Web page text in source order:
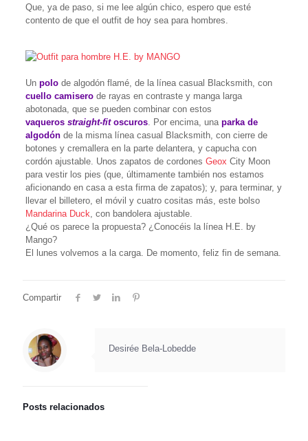
Que, ya de paso, si me lee algún chico, espero que esté
contento de que el outfit de hoy sea para hombres.
Un polode algodón flamé, de la línea casual Blacksmith, con
cuello camiserode rayas en contraste y manga larga
abotonada, que se pueden combinar con estos
vaqueros straight-fitoscuros. Por encima, una parka de
algodónde la misma línea casual Blacksmith, con cierre de
botones y cremallera en la parte delantera, y capucha con
cordón ajustable. Unos zapatos de cordones Geox City Moon
para vestir los pies (que, últimamente también nos estamos
aficionando en casa a esta firma de zapatos); y, para terminar, y
llevar el billetero, el móvil y cuatro cositas más, este bolso
Mandarina Duck, con bandolera ajustable.
¿Qué os parece la propuesta? ¿Conocéis la línea H.E. by
Mango?
El lunes volvemos a la carga. De momento, feliz fin de semana.
Compartir
Desirée Bela-Lobedde
Posts relacionados